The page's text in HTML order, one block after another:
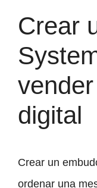
Crear
digital
Crear un
ordenar una